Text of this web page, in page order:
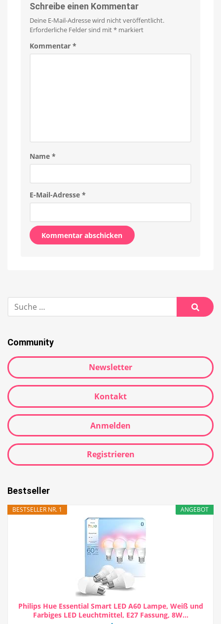
Schreibe einen Kommentar
Deine E-Mail-Adresse wird nicht veröffentlicht.
Erforderliche Felder sind mit* markiert
Kommentar *
Name *
E-Mail-Adresse *
Suche
nach:
Suche
Community
Newsletter
Kontakt
Anmelden
Registrieren
Bestseller
ANGEBOT
BESTSELLER NR. 1
Philips Hue Essential Smart LED A60 Lampe, Weiß und
Farbiges LED Leuchtmittel, E27 Fassung, 8W...